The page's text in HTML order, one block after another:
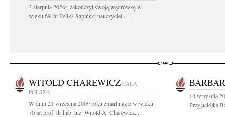
3 sierpnia 2026r. zakończył swoją wędrówkę w
wieku 69 lat Feliks Sapiński nauczyciel...
WITOLD CHAREWICZ CAŁA
POLSKA
W dniu 21 września 2009 roku zmarł nagle w wieku
70 lat prof. dr hab. inż. Witold A. Charewicz...
18 września
Przyjaciółka